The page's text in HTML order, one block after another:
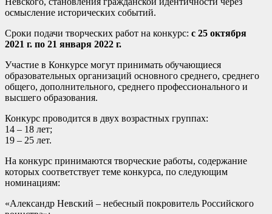
осмысление исторических событий.
Сроки подачи творческих работ на конкурс: с 25 октября
2021 г. по 21 января 2022 г.
Участие в Конкурсе могут принимать обучающиеся
образовательных организаций основного среднего, среднего
общего, дополнительного, среднего профессионального и
высшего образования.
Конкурс проводится в двух возрастных группах:
14 – 18 лет;
19 – 25 лет.
На конкурс принимаются творческие работы, содержание
которых соответствует теме конкурса, по следующим
номинациям:
«Александр Невский – небесный покровитель Российского